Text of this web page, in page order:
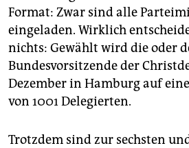
Format: Zwar sind alle
eingeladen. Wirklich
nichts: Gewählt wird die oder
Bundesvorsitzende der
Dezember in Hamburg auf
von 1001 Delegierten.
Trotzdem sind zur sechsten